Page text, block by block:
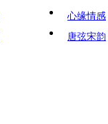
心缘情感
唐弦宋韵